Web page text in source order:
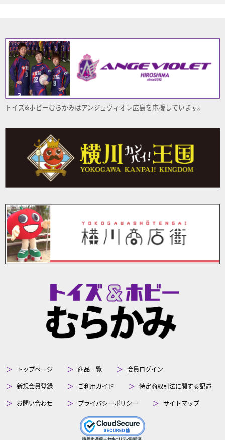
トイズ&ホビーむらかみはアンジュヴィオレ広島を応援しています。
トップページ 商品一覧
会員ログイン
新規会員登録
ご利用ガイド
特定商取引法に関する記述
お問い合わせ
プライバシーポリシー サイトマップ